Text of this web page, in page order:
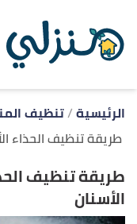
الرئيسية تنظيف
طريقة تنظيف الحذاء
طريقة تنظيف
الأسنان